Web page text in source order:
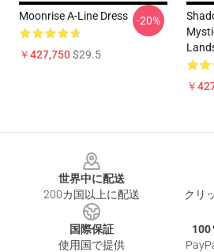
Moonrise A-Line Dress
￥427,750$29.5
-20%
￥
世界中に配送
200カ国以上に配送
クリ
国際保証
使用国で提供
100